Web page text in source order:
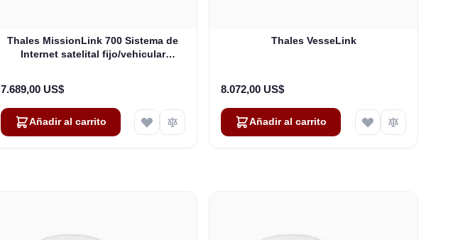
Thales MissionLink 700 Sistema de
Internet satelital fijo/vehicular
7.689,00 US$
Añadir al carrito
Thales VesseLink
8.072,00 US$
Añadir al carrito